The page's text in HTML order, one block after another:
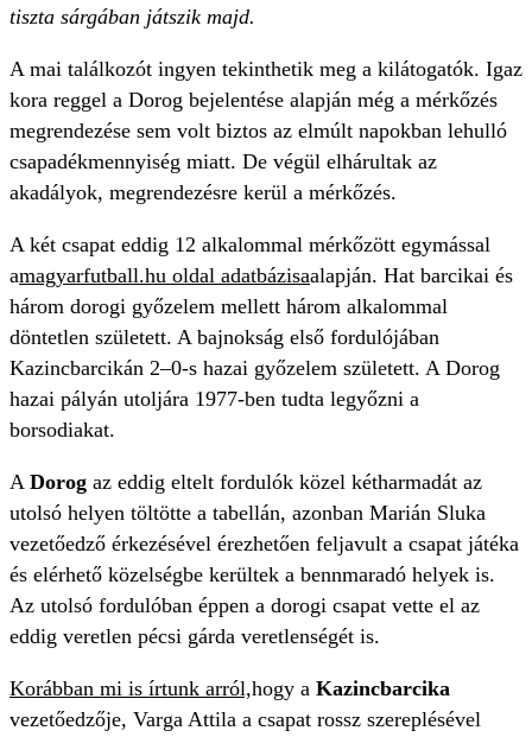
tiszta sárgában játszik majd.
A mai találkozót ingyen tekinthetik meg a kilátogatók. Igaz
kora reggel a Dorog bejelentése alapján még a mérkőzés
megrendezése sem volt biztos az elmúlt napokban lehulló
csapadékmennyiség miatt. De végül elhárultak az
akadályok, megrendezésre kerül a mérkőzés.
A két csapat eddig 12 alkalommal mérkőzött egymással
amagyarfutball.hu oldal adatbázisaalapján. Hat barcikai és
három dorogi győzelem mellett három alkalommal
döntetlen született. A bajnokság első fordulójában
Kazincbarcikán 2–0-s hazai győzelem született. A Dorog
hazai pályán utoljára 1977-ben tudta legyőzni a
borsodiakat.
A Dorog az eddig eltelt fordulók közel kétharmadát az
utolsó helyen töltötte a tabellán, azonban Marián Sluka
vezetőedző érkezésével érezhetően feljavult a csapat játéka
és elérhető közelségbe kerültek a bennmaradó helyek is.
Az utolsó fordulóban éppen a dorogi csapat vette el az
eddig veretlen pécsi gárda veretlenségét is.
Korábban mi is írtunk arról,hogy a Kazincbarcika
vezetőedzője, Varga Attila a csapat rossz szereplésével